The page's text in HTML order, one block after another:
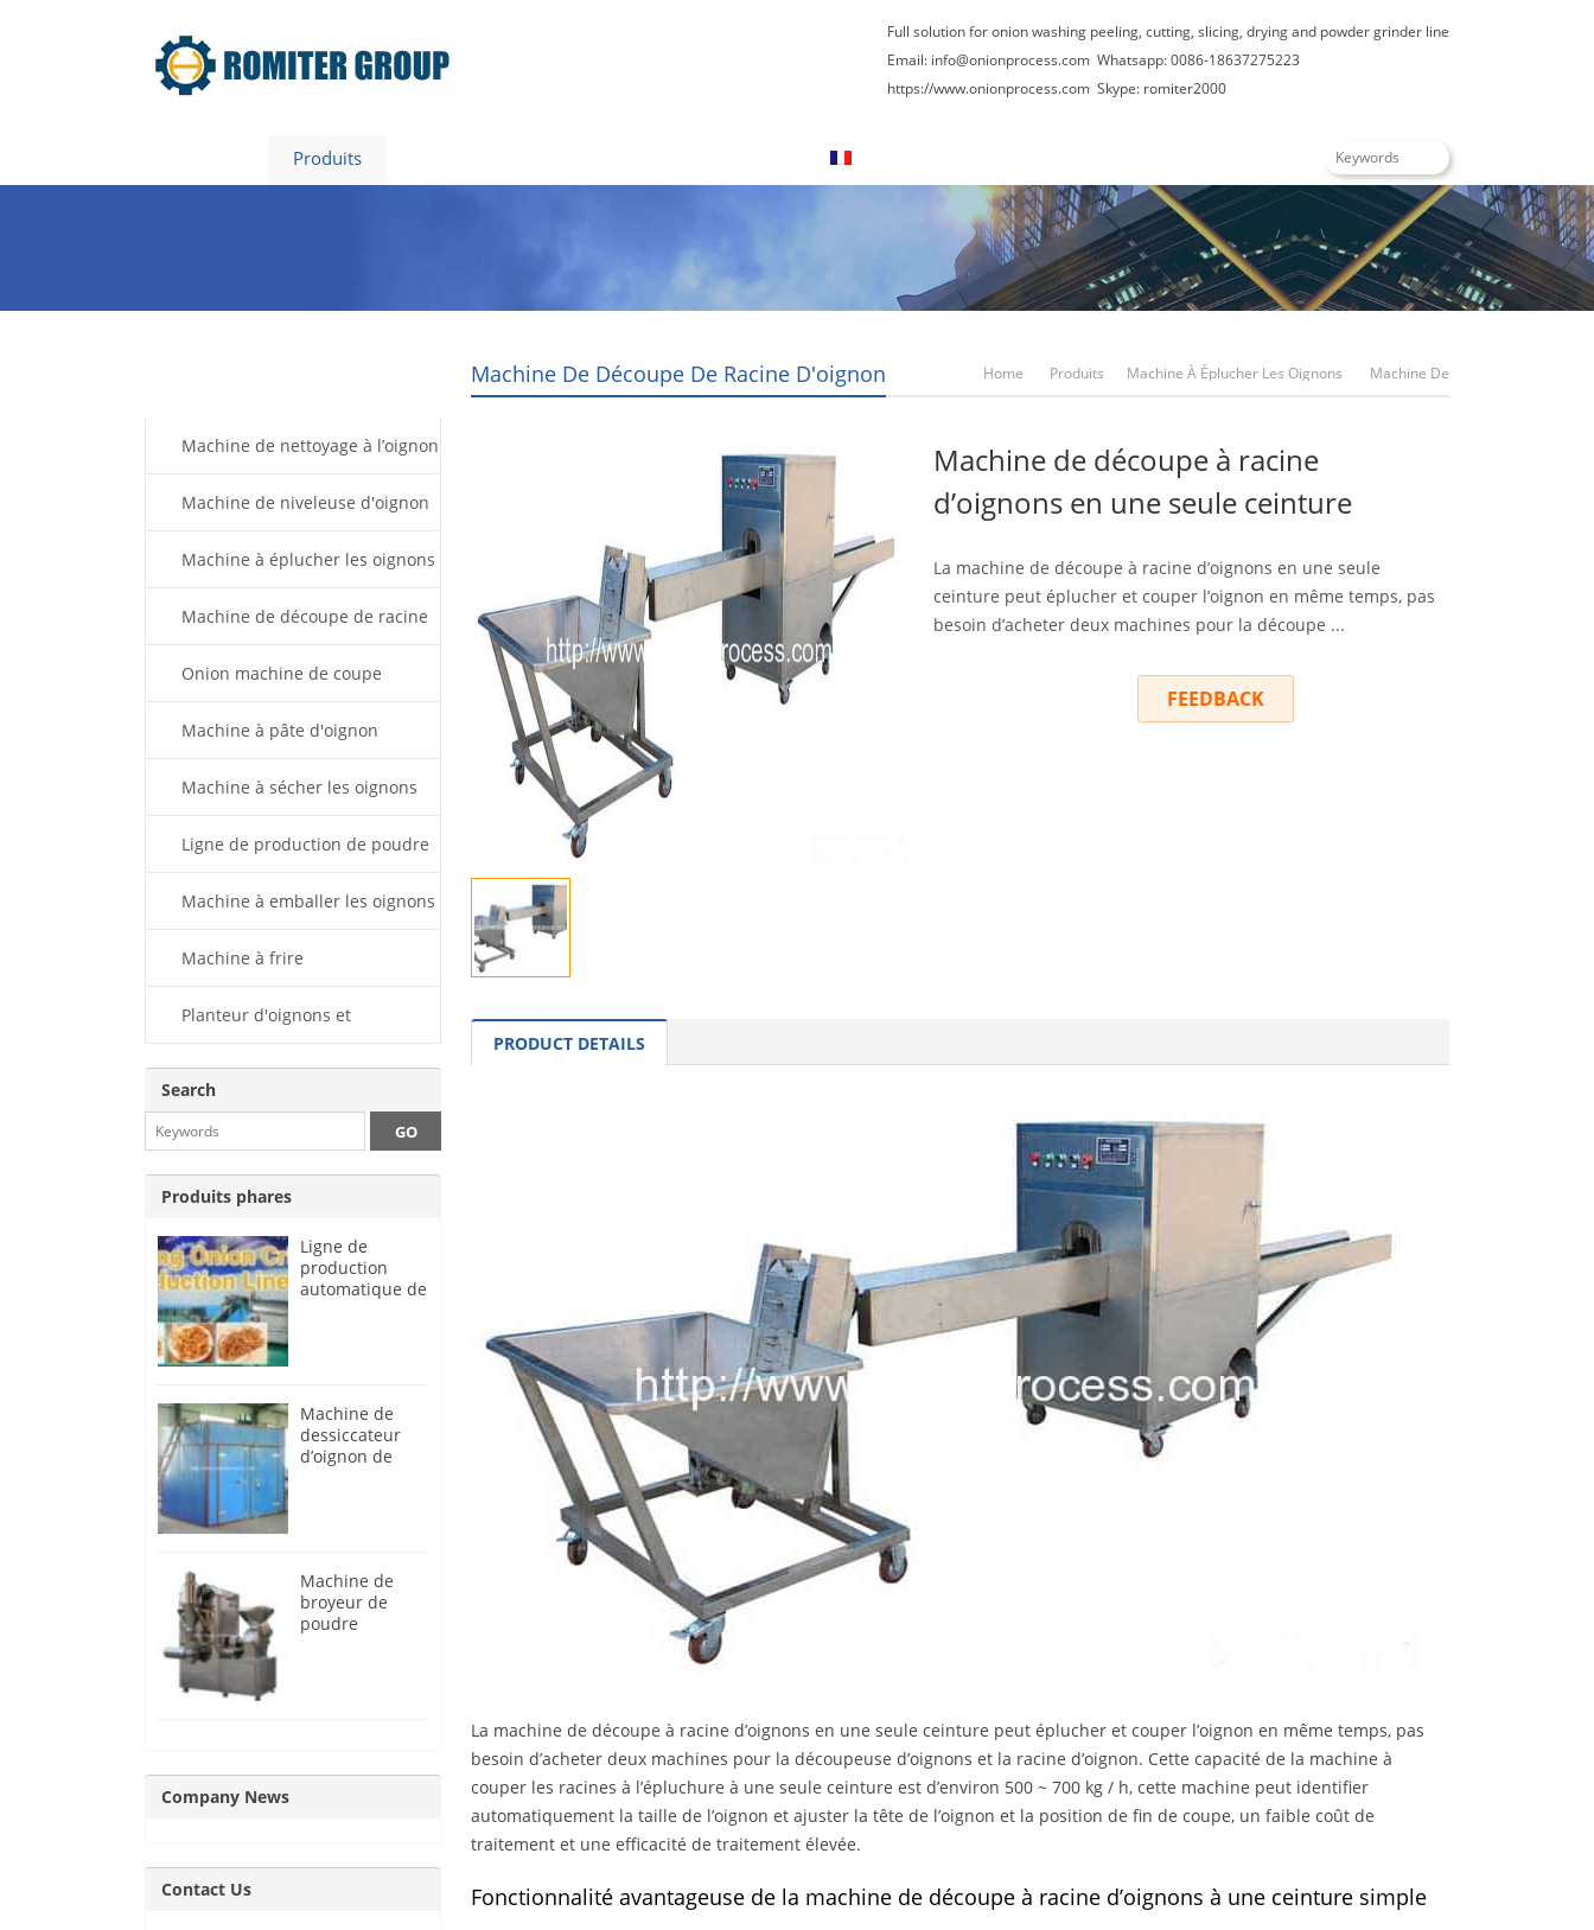
Full solution for onion washing peeling, cutting, slicing, drying and powder grinder line
Email: info@onionprocess.com Whatsapp: 0086-18637275223
https://www.onionprocess.com Skype: romiter2000
Produits
Machine De Découpe De Racine D'oignon Home Produits Machine À Éplucher Les Oignons Machine De
Machine de découpe à racine
d’oignons en une seule ceinture
La machine de découpe à racine d’oignons en une seule
ceinture peut éplucher et couper l’oignon en même temps, pas
besoin d’acheter deux machines pour la découpe ...
FEEDBACK
PRODUCT DETAILS
La machine de découpe à racine d’oignons en une seule ceinture peut éplucher et couper l’oignon en même temps, pas
besoin d’acheter deux machines pour la découpeuse d’oignons et la racine d’oignon. Cette capacité de la machine à
couper les racines à l’épluchure à une seule ceinture est d’environ 500 ~ 700 kg / h, cette machine peut identifier
automatiquement la taille de l’oignon et ajuster la tête de l’oignon et la position de fin de coupe, un faible coût de
traitement et une efficacité de traitement élevée.
Fonctionnalité avantageuse de la machine de découpe à racine d’oignons à une ceinture simple
Machine de nettoyage à l’oignon
Machine de niveleuse d'oignon
Machine à éplucher les oignons
Machine de découpe de racine
d'oignon
Onion machine de coupe
Machine à pâte d'oignon
Machine à sécher les oignons
Ligne de production de poudre
d’oignon
Machine à emballer les oignons
Machine à frire
Planteur d'oignons et
moissonneur
Search
Produits phares
Ligne de
production
automatique de
Machine de
dessiccateur
d’oignon de
Machine de
broyeur de
poudre
Company News
Contact Us